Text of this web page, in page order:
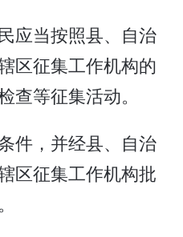
应当按照县、自治
区征集工作机构的
查等征集活动。
件，并经县、自治
区征集工作机构批